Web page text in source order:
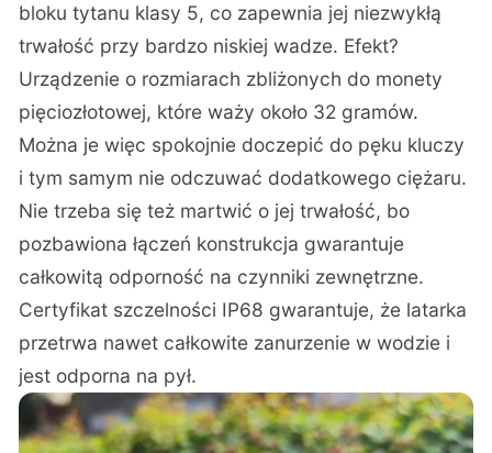
bloku tytanu klasy 5, co zapewnia jej niezwykłą
trwałość przy bardzo niskiej wadze. Efekt?
Urządzenie o rozmiarach zbliżonych do monety
pięciozłotowej, które waży około 32 gramów.
Można je więc spokojnie doczepić do pęku kluczy
i tym samym nie odczuwać dodatkowego ciężaru.
Nie trzeba się też martwić o jej trwałość, bo
pozbawiona łączeń konstrukcja gwarantuje
całkowitą odporność na czynniki zewnętrzne.
Certyfikat szczelności IP68 gwarantuje, że latarka
przetrwa nawet całkowite zanurzenie w wodzie i
jest odporna na pył.